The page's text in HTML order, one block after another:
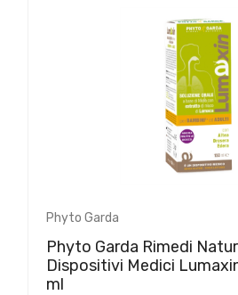
Phyto Garda
Phyto Garda Rimedi
Dispositivi Medici
ml